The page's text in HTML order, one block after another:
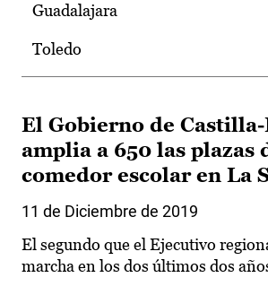
Guadalajara
Toledo
El Gobierno de
amplia a 650 las plazas
comedor escolar en La
11 de Diciembre de 2019
El segundo que el Ejecutivo
marcha en los dos últimos dos